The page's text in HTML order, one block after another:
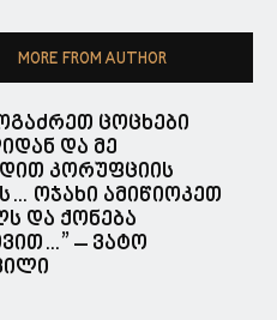
MORE FROM AUTHOR
ცოცხები
და მე
კორუფციის
ოჯახი ამიწიოკეთ
და ქონება
– ვატო